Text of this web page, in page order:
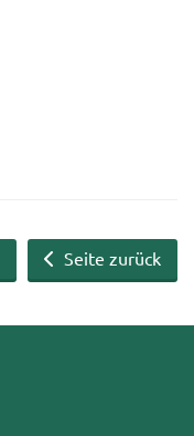
Seite zurück